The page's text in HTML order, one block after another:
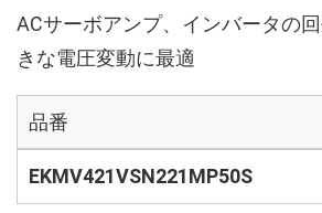
ACサーボアンプ、インバータの
きな電圧変動に最適
品番
EKMV421VSN221MP50S